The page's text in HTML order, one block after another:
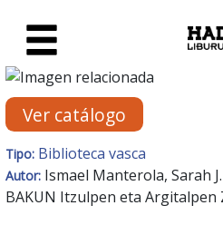
Ficha de
Ver catálogo
Tipo: Biblioteca vasca
Autor: Ismael Manterola, Sarah
BAKUN Itzulpen eta Argitalpen